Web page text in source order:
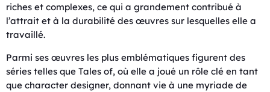
riches et complexes, ce qui a grandement contribué à
l’attrait et à la durabilité des œuvres sur lesquelles elle a
travaillé.
Parmi ses œuvres les plus emblématiques figurent des
séries telles que Tales of, où elle a joué un rôle clé en tant
que character designer, donnant vie à une myriade de